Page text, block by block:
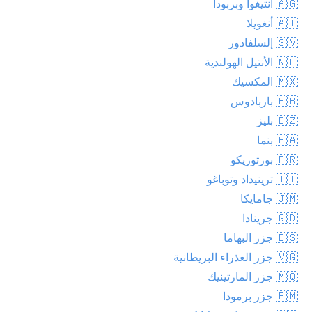
🇦🇬 أنتيغوا وبربودا
🇦🇮 أنغويلا
🇸🇻 إلسلفادور
🇳🇱 الأنتيل الهولندية
🇲🇽 المكسيك
🇧🇧 باربادوس
🇧🇿 بليز
🇵🇦 بنما
🇵🇷 بورتوريكو
🇹🇹 ترينيداد وتوباغو
🇯🇲 جامايكا
🇬🇩 جرينادا
🇧🇸 جزر البهاما
🇻🇬 جزر العذراء البريطانية
🇲🇶 جزر المارتينيك
🇧🇲 جزر برمودا